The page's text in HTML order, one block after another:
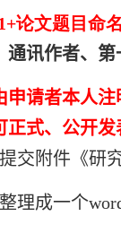
论文题目命
通讯作者、
请者本人
式、公开
交附件《研
理成一个